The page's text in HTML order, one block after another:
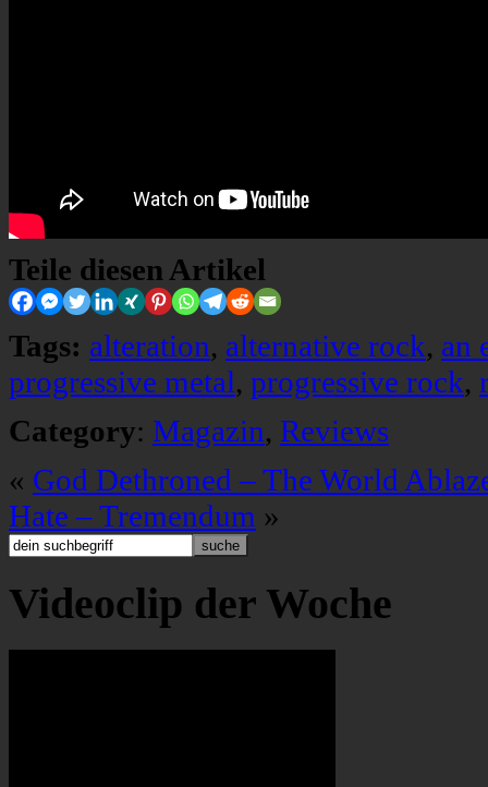
Teile diesen Artikel
Tags: alteration, alternative rock, an
progressive metal, progressive rock,
Category: Magazin, Reviews
« God Dethroned – The World
Hate – Tremendum »
Videoclip der Woche